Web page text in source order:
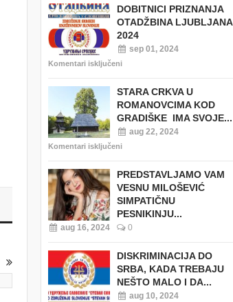
DOBITNICI PRIZNANJA
OTADŽBINA LJUBLJANA
2024
sep 01, 2024
Komentari isključeni
STARA CRKVA U
ROMANOVCIMA KOD
GRADIŠKE IMA SVOJE...
aug 22, 2024
Komentari isključeni
PREDSTAVLJAMO VAM
VESNU MILOŠEVIĆ
SIMPATIČNU
PESNIKINJU...
aug 16, 2024 0
DISKRIMINACIJA DO
SRBA, KADA TREBAJU
NEŠTO MALO I DA...
aug 10, 2024